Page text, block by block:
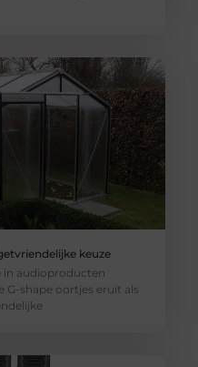
keuze
in audioproducten
G-shape oortjes eruit als